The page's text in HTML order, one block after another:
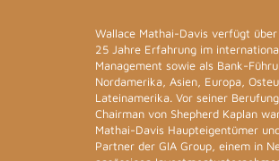
Wallace Mathai-Davis verfügt
25 Jahre Erfahrung im
Management sowie als Bank-
Nordamerika, Asien, Europa,
Lateinamerika. Vor seiner
Chairman von Shepherd Kaplan
Mathai-Davis Haupteigentümer
Partner der GIA Group, einem in